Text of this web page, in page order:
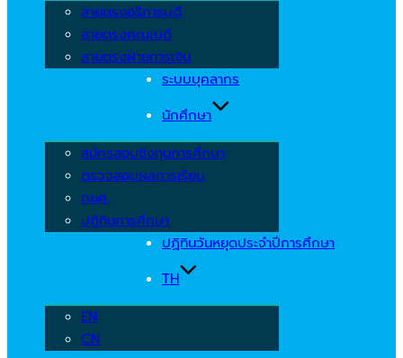
สายตรงอธิการบดี
สายตรงคณะบดี
สายตรงฝ่ายการเงิน
ระบบบุคลากร
นักศึกษา
สมัครสอบชิงทุนการศึกษา
ตรวจสอบผลการเรียน
กยศ.
ปฏิทินการศึกษา
ปฏิทินวันหยุดประจำปีการศึกษา
TH
EN
CN